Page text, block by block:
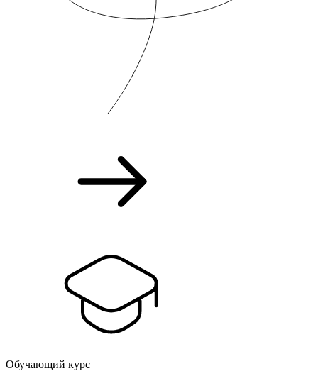
Обучающий курс